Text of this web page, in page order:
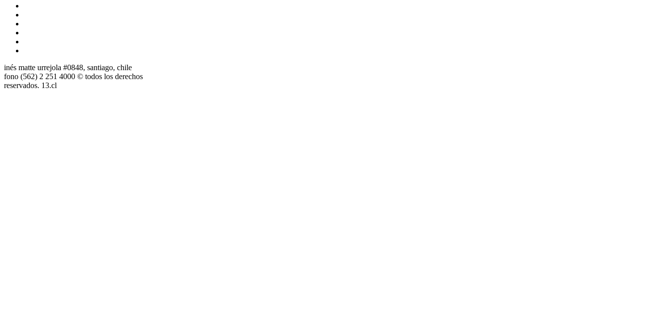
inés matte urrejola #0848, santiago, chile
fono (562) 2 251 4000 © todos los derechos
reservados. 13.cl